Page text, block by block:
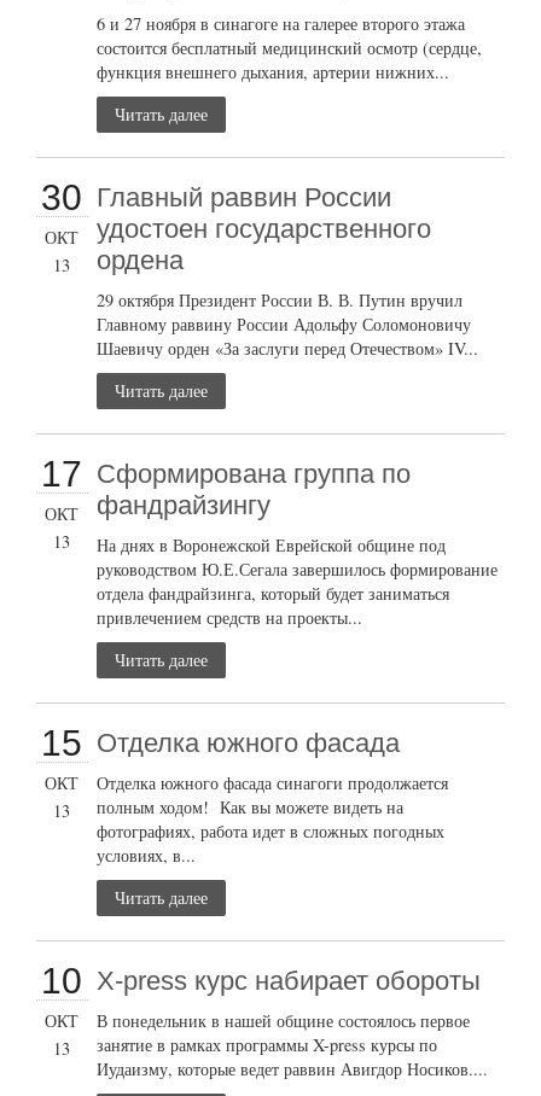
6 и 27 ноября в синагоге на галерее второго этажа
состоится бесплатный медицинский осмотр (сердце,
функция внешнего дыхания, артерии нижних...
Читать далее
30
ОКТ
13
Главный раввин России
удостоен государственного
ордена
29 октября Президент России В. В. Путин вручил
Главному раввину России Адольфу Соломоновичу
Шаевичу орден «За заслуги перед Отечеством» IV...
Читать далее
17
ОКТ
13
Сформирована группа по
фандрайзингу
На днях в Воронежской Еврейской общине под
руководством Ю.Е.Сегала завершилось формирование
отдела фандрайзинга, который будет заниматься
привлечением средств на проекты...
Читать далее
15
ОКТ
13
Отделка южного фасада
Отделка южного фасада синагоги продолжается
полным ходом! Как вы можете видеть на
фотографиях, работа идет в сложных погодных
условиях, в...
Читать далее
10
ОКТ
13
X-press курс набирает обороты
В понедельник в нашей общине состоялось первое
занятие в рамках программы X-press курсы по
Иудаизму, которые ведет раввин Авигдор Носиков....